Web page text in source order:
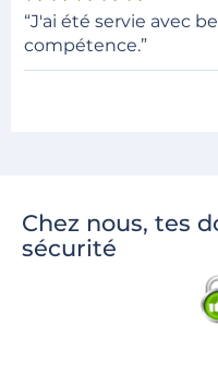
“J'ai été servie avec
compétence.”
Chez nous, tes
sécurité